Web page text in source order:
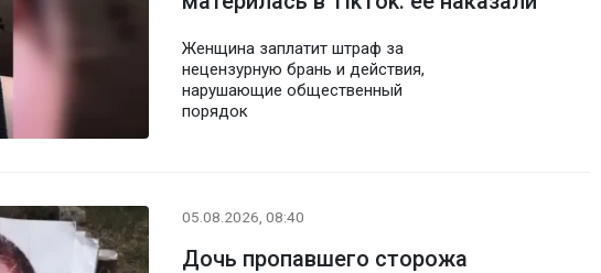
Женщина заплатит штраф за
нецензурную брань и действия,
нарушающие общественный
порядок
05.08.2026, 08:40
Дочь пропавшего сторожа